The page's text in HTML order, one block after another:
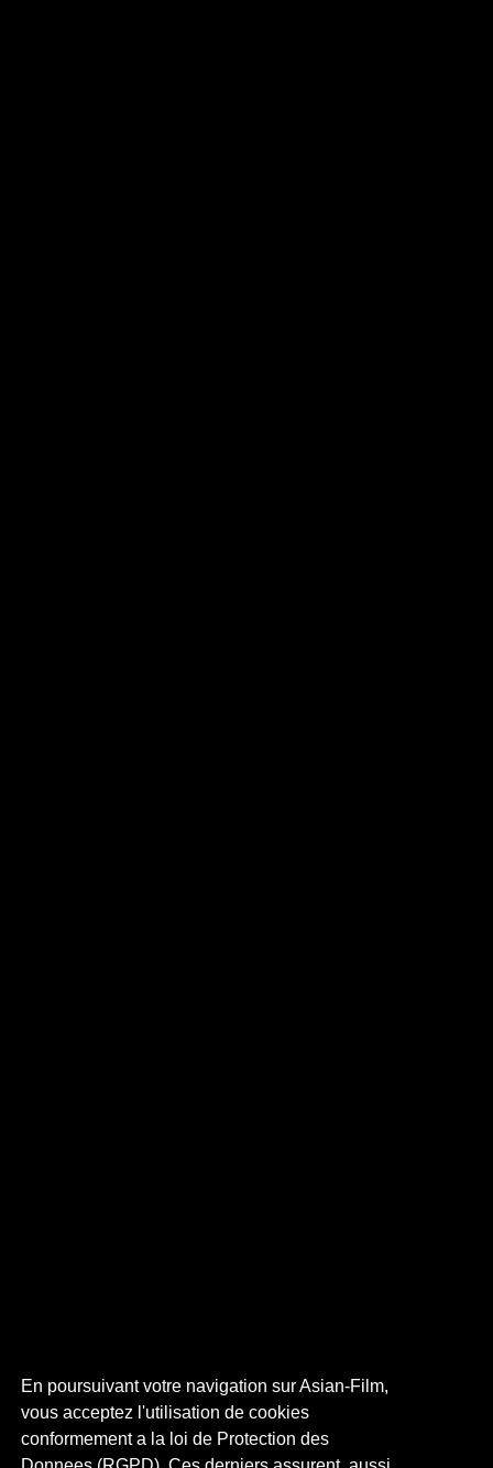
En poursuivant votre navigation sur Asian-Film,
vous acceptez l'utilisation de cookies
conformement a la loi de Protection des